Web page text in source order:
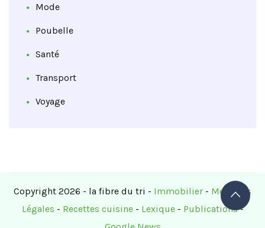
Mode
Poubelle
Santé
Transport
Voyage
Copyright 2026 - la fibre du tri - Immobilier - Mentions
Légales - Recettes cuisine- Lexique- Publications-